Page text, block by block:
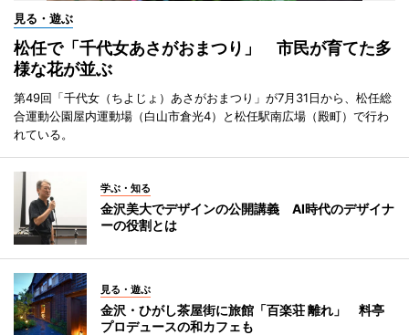
見る・遊ぶ
松任で「千代女あさがおまつり」 市民が育てた多
様な花が並ぶ
第49回「千代女（ちよじょ）あさがおまつり」が7月31日から、松任総
合運動公園屋内運動場（白山市倉光4）と松任駅南広場（殿町）で行わ
れている。
学ぶ・知る
金沢美大でデザインの公開講義 AI時代のデザイナ
ーの役割とは
見る・遊ぶ
金沢・ひがし茶屋街に旅館「百楽荘 離れ」 料亭
プロデュースの和カフェも